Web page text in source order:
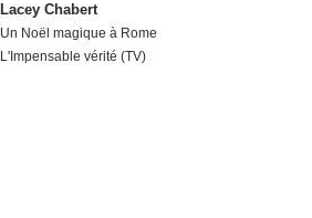
Lacey Chabert
Un Noël magique à Rome
L'Impensable vérité (TV)